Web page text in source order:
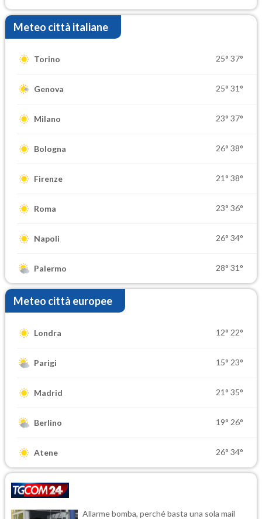
Meteo città italiane
Torino 25° 37°
Genova 25° 31°
Milano 23° 37°
Bologna 26° 38°
Firenze 21° 38°
Roma 23° 36°
Napoli 26° 34°
Palermo 28° 31°
Meteo città europee
Londra 12° 22°
Parigi 15° 23°
Madrid 21° 35°
Berlino 19° 26°
Atene 26° 34°
Allarme bomba, perché basta una sola mail